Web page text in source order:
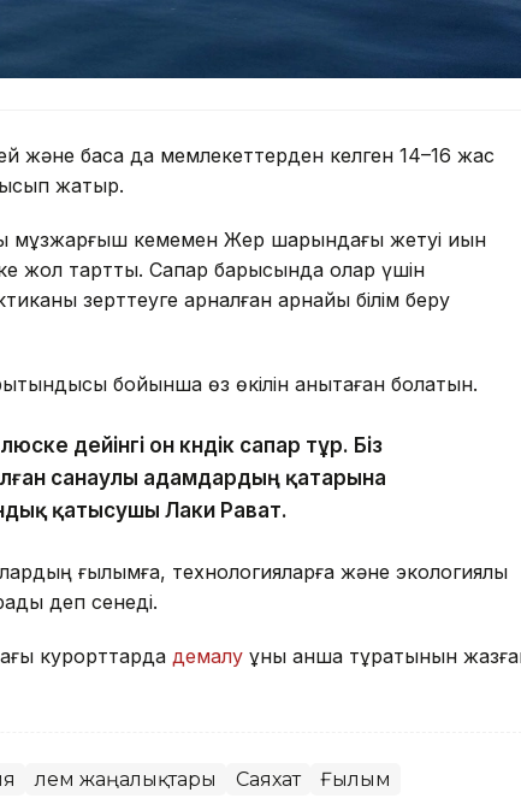
және басқа да мемлекеттерден келген 14–16 жас
жатыр.
мұзжарғыш кемемен Жер шарындағы жетуі қиын
жол тартты. Сапар барысында олар үшін
зерттеуге арналған арнайы білім беру
бойынша өз өкілін анықтаған болатын.
дейінгі он күндік сапар тұр. Біз
санаулы адамдардың қатарына
қатысушы Лаки Рават.
ғылымға, технологияларға және экологиялық
деп сенеді.
курорттарда демалу құны қанша тұратынын
Әлем жаңалықтары Саяхат Ғылым